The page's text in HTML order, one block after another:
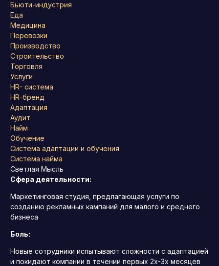
Бьюти-индустрия
Еда
Медицина
Перевозки
Производство
Строительство
Торговля
Услуги
HR- система
HR-бренд
Адаптация
Аудит
Найм
Обучение
Система адаптации и обучения
Система найма
Светлая Мысль
Сфера деятельности:
Маркетинговая студия, предлагающая услуги по
созданию рекламных кампаний для малого и среднего
бизнеса
Боль:
Новые сотрудники испытывают сложности с адаптацией
и покидают компании в течении первых 2х-3х месяцев